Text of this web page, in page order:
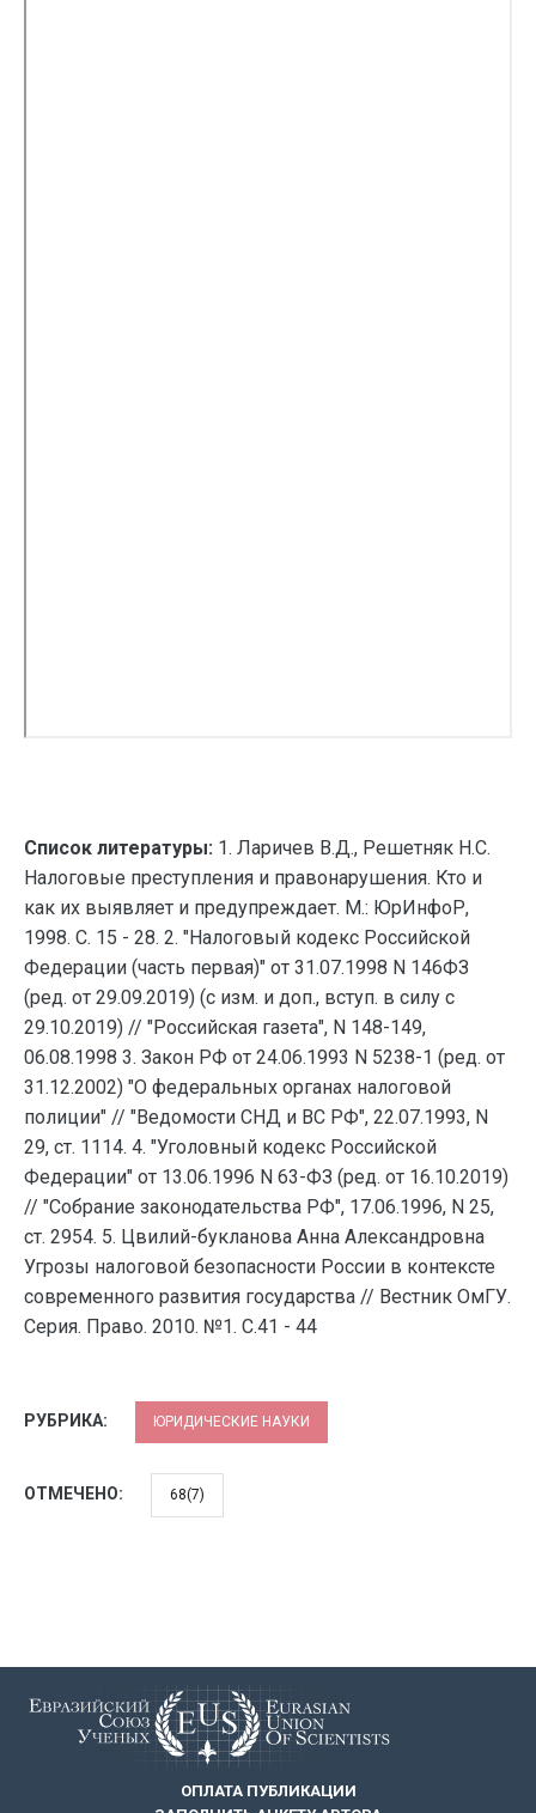
Список литературы: 1. Ларичев В.Д., Решетняк Н.С.
Налоговые преступления и правонарушения. Кто и
как их выявляет и предупреждает. М.: ЮрИнфоР,
1998. С. 15 - 28. 2. "Налоговый кодекс Российской
Федерации (часть первая)" от 31.07.1998 N 146ФЗ
(ред. от 29.09.2019) (с изм. и доп., вступ. в силу с
29.10.2019) // "Российская газета", N 148-149,
06.08.1998 3. Закон РФ от 24.06.1993 N 5238-1 (ред. от
31.12.2002) "О федеральных органах налоговой
полиции" // "Ведомости СНД и ВС РФ", 22.07.1993, N
29, ст. 1114. 4. "Уголовный кодекс Российской
Федерации" от 13.06.1996 N 63-ФЗ (ред. от 16.10.2019)
// "Собрание законодательства РФ", 17.06.1996, N 25,
ст. 2954. 5. Цвилий-букланова Анна Александровна
Угрозы налоговой безопасности России в контексте
современного развития государства // Вестник ОмГУ.
Серия. Право. 2010. №1. С.41 - 44
РУБРИКА: ЮРИДИЧЕСКИЕ НАУКИ
ОТМЕЧЕНО: 68(7)
ОПЛАТА ПУБЛИКАЦИИ